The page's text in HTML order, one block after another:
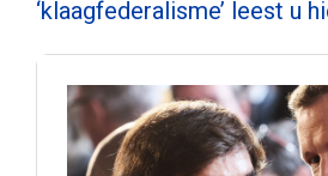
‘klaagfederalisme’ leest u